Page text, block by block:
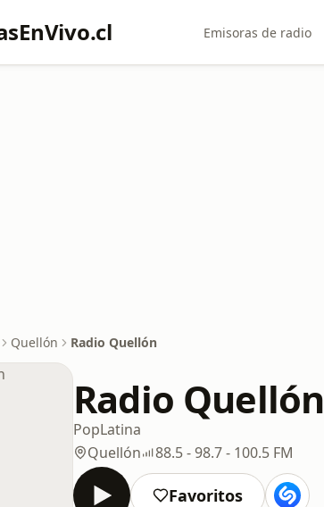
Emisoras de radio
Quellón Radio Quellón
Radio Quellón
PopLatina
Quellón
88.5 - 98.7 - 100.5 FM
Favoritos